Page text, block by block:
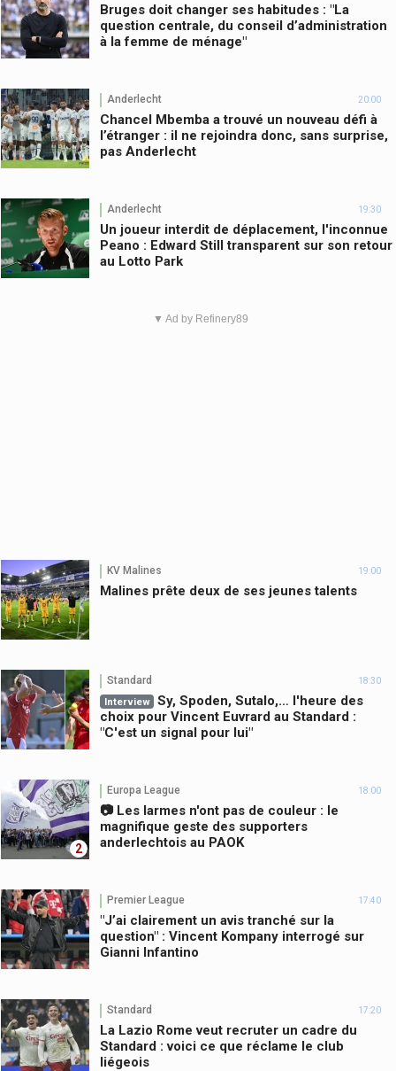
Bruges doit changer ses habitudes : "La
question centrale, du conseil d’administration
à la femme de ménage"
Anderlecht 20:00
Chancel Mbemba a trouvé un nouveau défi à
l’étranger : il ne rejoindra donc, sans surprise,
pas Anderlecht
Anderlecht 19:30
Un joueur interdit de déplacement, l'inconnue
Peano : Edward Still transparent sur son retour
au Lotto Park
▼ Ad by Refinery89
KV Malines 19:00
Malines prête deux de ses jeunes talents
Standard 18:30
Interview
Sy, Spoden, Sutalo,… l'heure des
choix pour Vincent Euvrard au Standard :
"C'est un signal pour lui"
2
Europa League 18:00
📷 Les larmes n'ont pas de couleur : le
magnifique geste des supporters
anderlechtois au PAOK
Premier League 17:40
"J’ai clairement un avis tranché sur la
question" : Vincent Kompany interrogé sur
Gianni Infantino
Standard 17:20
La Lazio Rome veut recruter un cadre du
Standard : voici ce que réclame le club
liégeois